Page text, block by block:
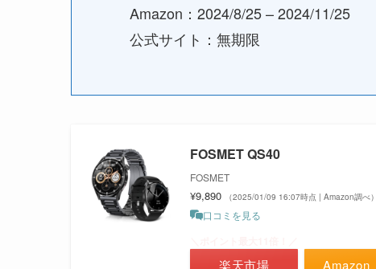
Amazon：2024/8/25 – 2024/11/25
公式サイト：無期限
FOSMET QS40
FOSMET
¥9,890 （2025/01/09 16:07時点 | Amazon調べ）
口コミを見る
Amazon
楽天市場